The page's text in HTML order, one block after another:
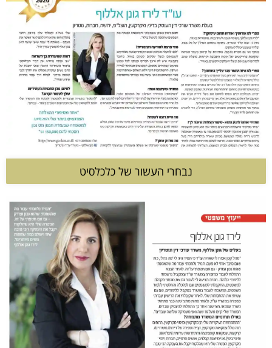
נבחרי העשור של כלכלסיט